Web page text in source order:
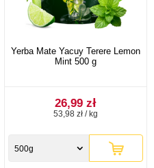
Yerba Mate Yacuy Terere Lemon
Mint 500 g
26,99 zł
53,98 zł / kg
500g